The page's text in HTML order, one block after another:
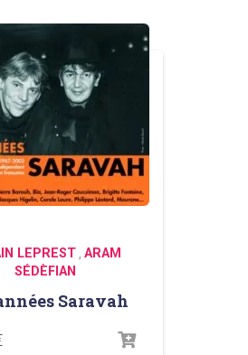
LEPREST , ARAM
SÉDÈFIAN
Saravah